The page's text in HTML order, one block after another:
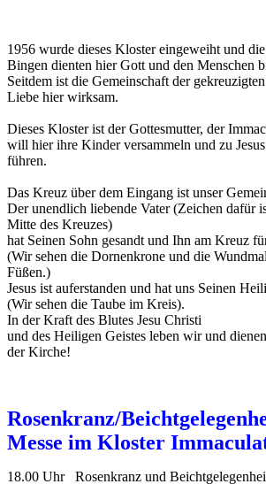
1956 wurde dieses Kloster eingeweiht und
Bingen dienten hier Gott und den Menschen
Seitdem ist die Gemeinschaft der
Liebe hier wirksam.
Dieses Kloster ist der Gottesmutter, der
will hier ihre Kinder versammeln und zu
führen.
Das Kreuz über dem Eingang ist unser
Der unendlich liebende Vater (Zeichen dafür
Mitte des Kreuzes)
hat Seinen Sohn gesandt und Ihn am Kreuz
(Wir sehen die Dornenkrone und die
Füßen.)
Jesus ist auferstanden und hat uns Seinen
(Wir sehen die Taube im Kreis).
In der Kraft des Blutes Jesu Christi
und des Heiligen Geistes leben wir und
der Kirche!
Rosenkranz/
Messe im Kloster
18.00 Uhr Rosenkranz und